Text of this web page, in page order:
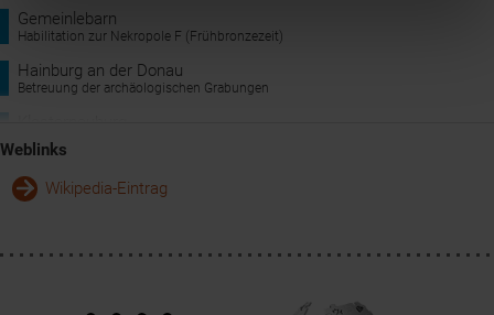
Gemeinlebarn
Habilitation zur Nekropole F (Frühbronzezeit)
Hainburg an der Donau
Betreuung der archäologischen Grabungen
Geburtsort; Betreuung der archäologischen Grabungen
Nußdorf ob der Traisen
Urgeschichtemuseum
Weblinks
Wikipedia-Eintrag